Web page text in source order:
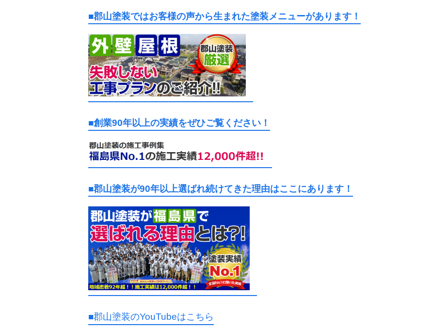
■郡山塗装ではお客様の声から生まれた塗装メニューがあります！
■創業90年以上の実績をぜひご覧ください！
■郡山塗装が90年以上選ばれ続けてきた理由はここにあります！
■郡山塗装のYouTubeはこちら